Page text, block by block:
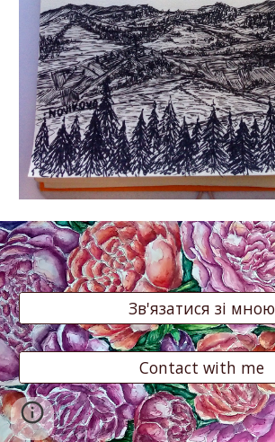
Зв'язатися зі мною
Contact with me